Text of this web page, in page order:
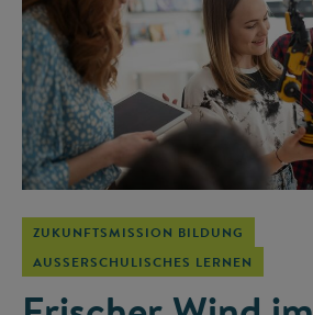
ZUKUNFTSMISSION BILDUNG
AUSSERSCHULISCHES LERNEN